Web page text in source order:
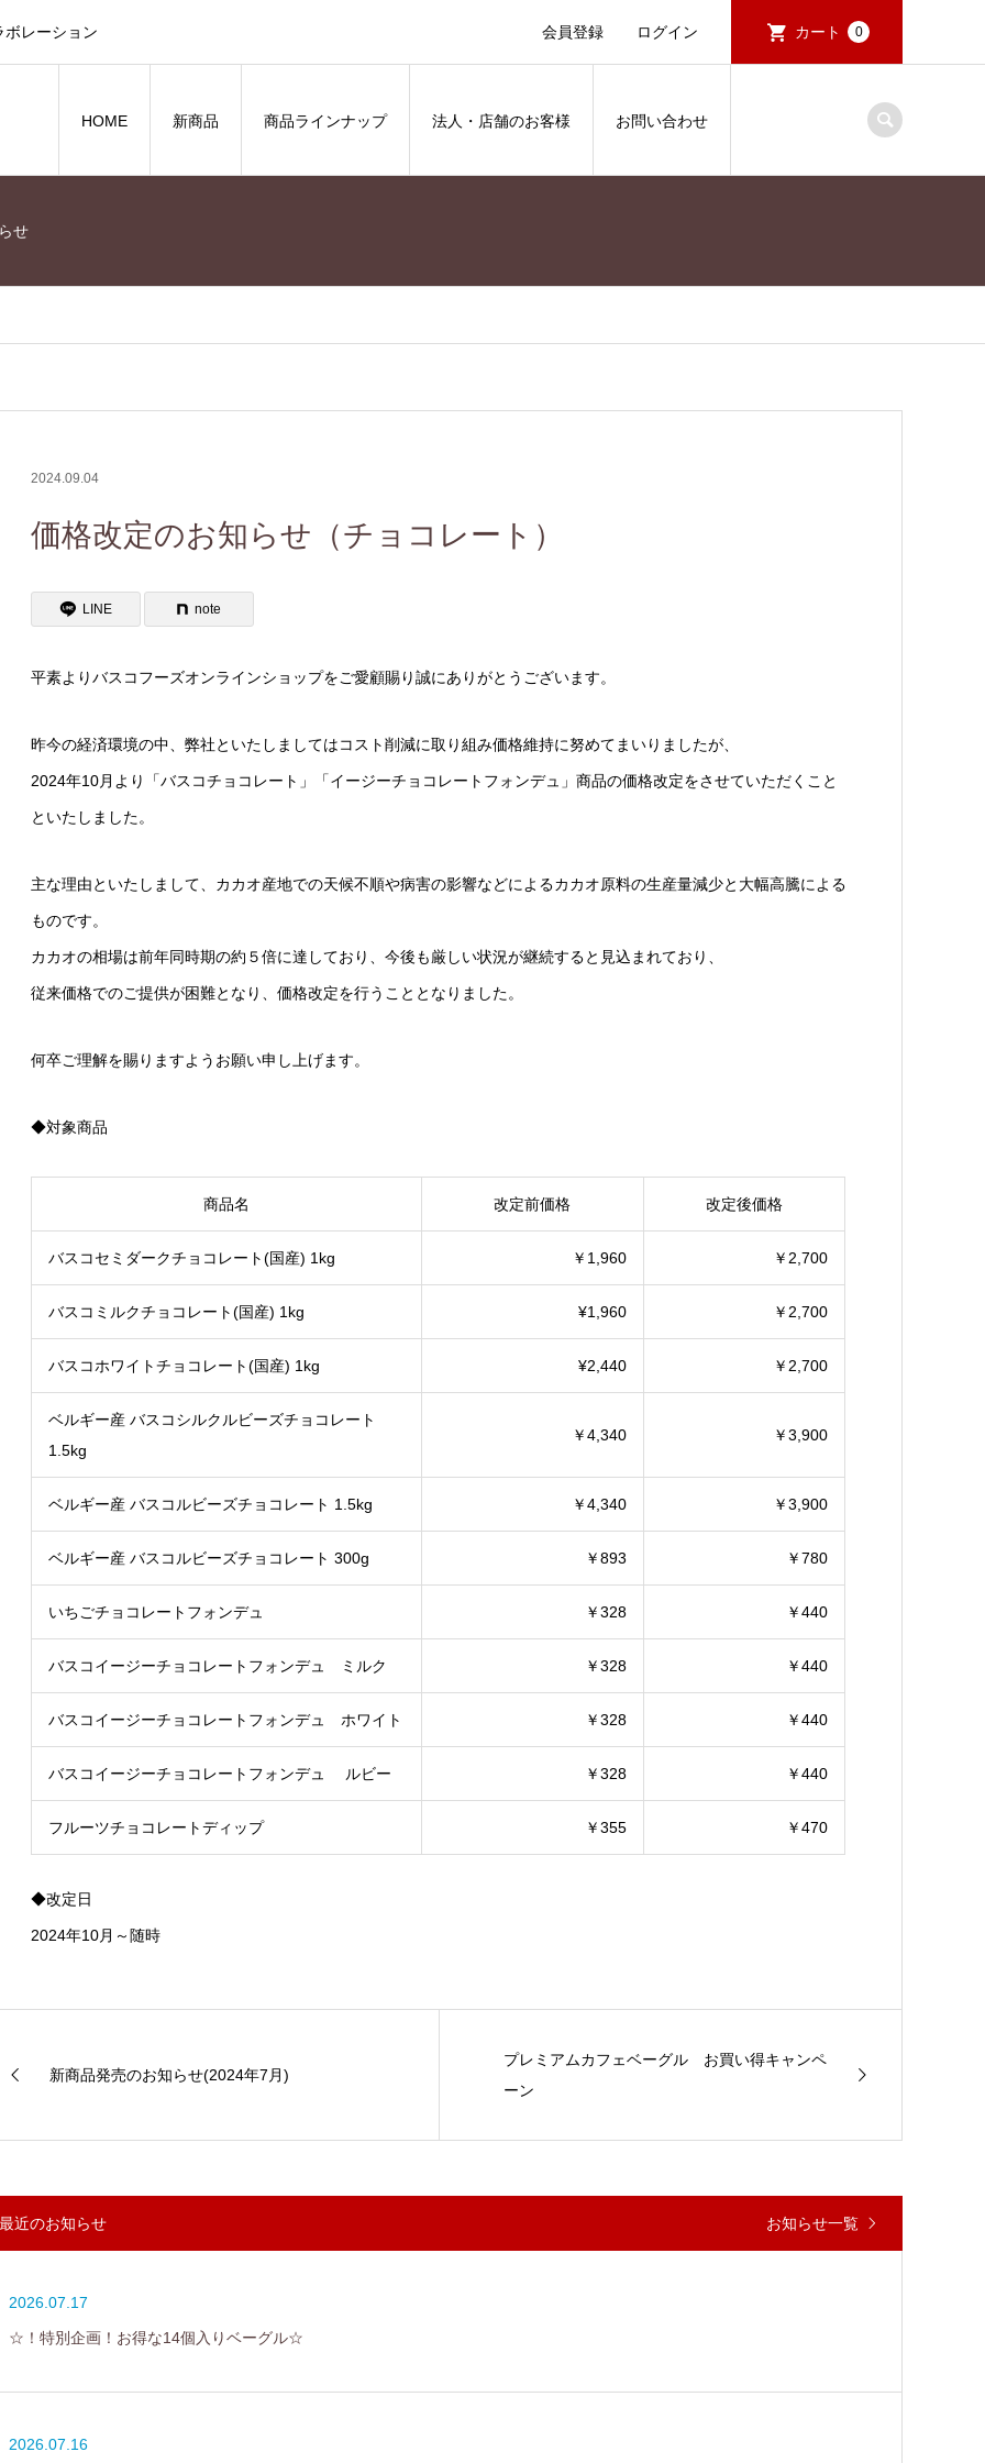
レーション 会員登録 ログイン カート 0
HOME 新商品 商品ラインナップ 法人・店舗のお客様 お問い合わせ
せ
2024.09.04
価格改定のお知らせ（チョコレート）
LINE note
平素よりバスコフーズオンラインショップをご愛顧賜り誠にありがとうございます。
昨今の経済環境の中、弊社といたしましてはコスト削減に取り組み価格維持に努めてまいりましたが、
2024年10月より「バスコチョコレート」「イージーチョコレートフォンデュ」商品の価格改定をさせていただくこと
といたしました。
主な理由といたしまして、カカオ産地での天候不順や病害の影響などによるカカオ原料の生産量減少と大幅高騰による
ものです。
カカオの相場は前年同時期の約５倍に達しており、今後も厳しい状況が継続すると見込まれており、
従来価格でのご提供が困難となり、価格改定を行うこととなりました。
何卒ご理解を賜りますようお願い申し上げます。
◆対象商品
商品名 改定前価格 改定後価格
バスコセミダークチョコレート(国産) 1kg ￥1,960 ￥2,700
バスコミルクチョコレート(国産) 1kg ¥1,960 ￥2,700
バスコホワイトチョコレート(国産) 1kg ¥2,440 ￥2,700
ベルギー産 バスコシルクルビーズチョコレート
1.5kg
￥4,340 ￥3,900
ベルギー産 バスコルビーズチョコレート 1.5kg ￥4,340 ￥3,900
ベルギー産 バスコルビーズチョコレート 300g ￥893 ￥780
いちごチョコレートフォンデュ ￥328 ￥440
バスコイージーチョコレートフォンデュ ミルク ￥328 ￥440
バスコイージーチョコレートフォンデュ ホワイト ￥328 ￥440
バスコイージーチョコレートフォンデュ ルビー ￥328 ￥440
フルーツチョコレートディップ ￥355 ￥470
◆改定日
2024年10月～随時
新商品発売のお知らせ(2024年7月)
プレミアムカフェベーグル お買い得キャンペ
ーン
近のお知らせ お知らせ一覧
2026.07.17
☆！特別企画！お得な14個入りベーグル☆
2026.07.16